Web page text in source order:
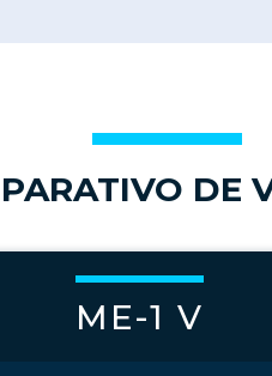
DE
ME-1 V